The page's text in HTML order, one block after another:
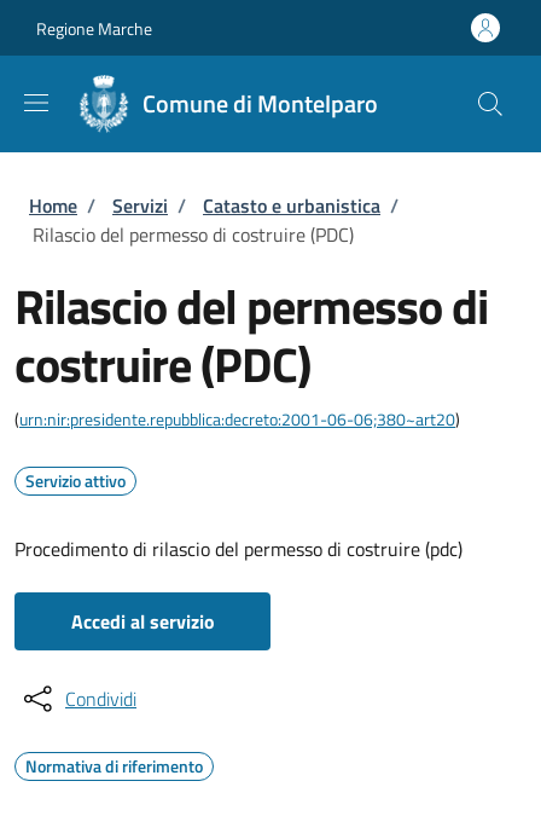
Regione Marche
Comune di Montelparo
Briciole di pane
Home / Servizi / Catasto e urbanistica /
Rilascio del permesso di costruire (PDC)
Rilascio del permesso di
costruire (PDC)
(urn:nir:presidente.repubblica:decreto:2001-06-06;380~art20)
Servizio attivo
Procedimento di rilascio del permesso di costruire (pdc)
Accedi al servizio
Condividi
Normativa di riferimento